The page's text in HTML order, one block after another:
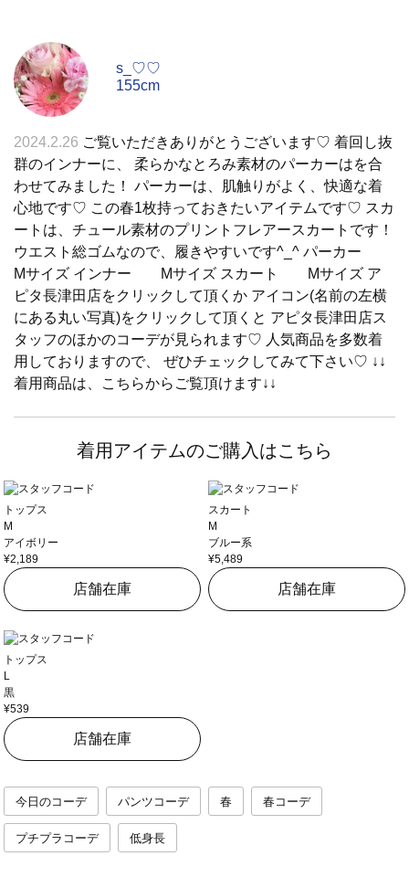
s_♡♡
155cm
2024.2.26 ご覧いただきありがとうございます♡ 着回し抜
群のインナーに、 柔らかなとろみ素材のパーカーはを合
わせてみました！ パーカーは、肌触りがよく、快適な着
心地です♡ この春1枚持っておきたいアイテムです♡ スカ
ートは、チュール素材のプリントフレアースカートです！
ウエスト総ゴムなので、履きやすいです^_^ パーカー
Mサイズ インナー Mサイズ スカート Mサイズ ア
ピタ長津田店をクリックして頂くか アイコン(名前の左横
にある丸い写真)をクリックして頂くと アピタ長津田店ス
タッフのほかのコーデが見られます♡ 人気商品を多数着
用しておりますので、 ぜひチェックしてみて下さい♡ ↓↓
着用商品は、こちらからご覧頂けます↓↓
着用アイテムのご購入はこちら
トップス
M
アイボリー
¥2,189
店舗在庫
スカート
M
ブルー系
¥5,489
店舗在庫
トップス
L
黒
¥539
店舗在庫
今日のコーデ パンツコーデ 春 春コーデ
プチプラコーデ 低身長